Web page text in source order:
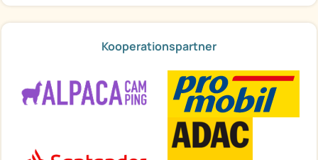
Kooperationspartner